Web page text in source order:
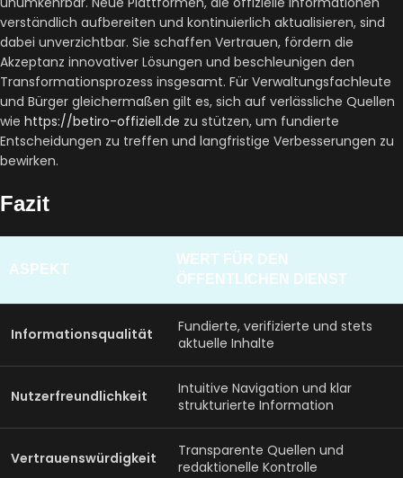
verständlich aufbereiten und kontinuierlich aktualisieren, sind
dabei unverzichtbar. Sie schaffen Vertrauen, fördern die
Akzeptanz innovativer Lösungen und beschleunigen den
Transformationsprozess insgesamt. Für Verwaltungsfachleute
und Bürger gleichermaßen gilt es, sich auf verlässliche Quellen
wie https://betiro-offiziell.de zu stützen, um fundierte
Entscheidungen zu treffen und langfristige Verbesserungen zu
bewirken.
Fazit
ASPEKT
WERT FÜR DEN
ÖFFENTLICHEN DIENST
Informationsqualität
Fundierte, verifizierte und stets
aktuelle Inhalte
Nutzerfreundlichkeit
Intuitive Navigation und klar
strukturierte Information
Vertrauenswürdigkeit
Transparente Quellen und
redaktionelle Kontrolle